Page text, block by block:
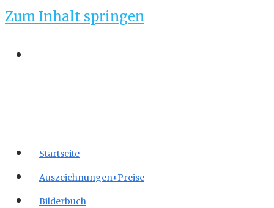
Zum Inhalt springen
Startseite
Auszeichnungen+Preise
Bilderbuch